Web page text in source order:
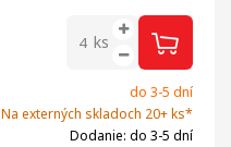
ks
do 3-5 dní
Na externých skladoch 20+ ks*
Dodanie: do 3-5 dní